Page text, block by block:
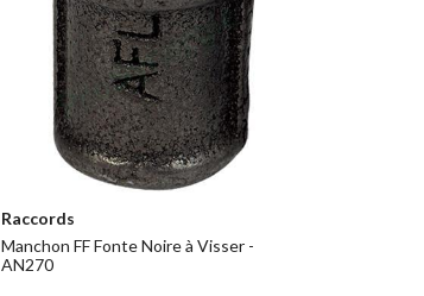
Raccords
Manchon FF Fonte Noire à Visser -
AN270